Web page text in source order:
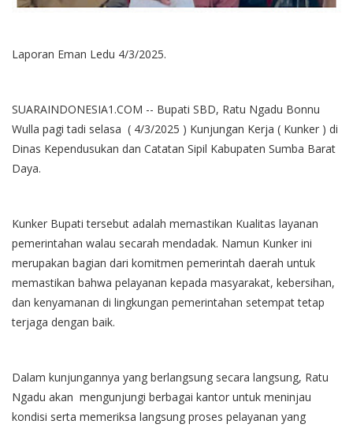
Laporan Eman Ledu 4/3/2025.
SUARAINDONESIA1.COM -- Bupati SBD, Ratu Ngadu Bonnu
Wulla pagi tadi selasa ( 4/3/2025 ) Kunjungan Kerja ( Kunker ) di
Dinas Kependusukan dan Catatan Sipil Kabupaten Sumba Barat
Daya.
Kunker Bupati tersebut adalah memastikan Kualitas layanan
pemerintahan walau secarah mendadak. Namun Kunker ini
merupakan bagian dari komitmen pemerintah daerah untuk
memastikan bahwa pelayanan kepada masyarakat, kebersihan,
dan kenyamanan di lingkungan pemerintahan setempat tetap
terjaga dengan baik.
Dalam kunjungannya yang berlangsung secara langsung, Ratu
Ngadu akan mengunjungi berbagai kantor untuk meninjau
kondisi serta memeriksa langsung proses pelayanan yang